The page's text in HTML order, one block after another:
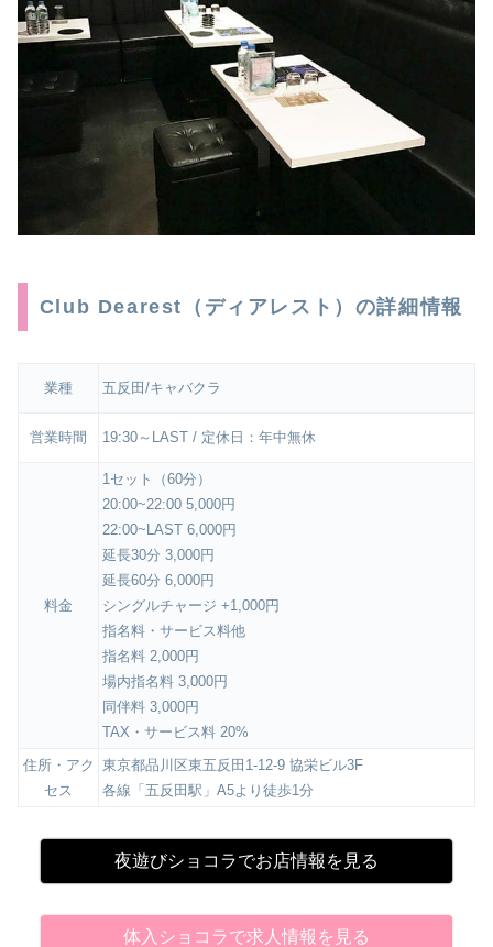
Club Dearest（ディアレスト）の詳細情報
業種 五反田/キャバクラ
営業時間 19:30～LAST / 定休日：年中無休
料金
1セット（60分）
20:00~22:00 5,000円
22:00~LAST 6,000円
延長30分 3,000円
延長60分 6,000円
シングルチャージ +1,000円
指名料・サービス料他
指名料 2,000円
場内指名料 3,000円
同伴料 3,000円
TAX・サービス料 20%
住所・アク
セス
東京都品川区東五反田1-12-9 協栄ビル3F
各線「五反田駅」A5より徒歩1分
夜遊びショコラでお店情報を見る
体入ショコラで求人情報を見る